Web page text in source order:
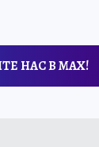
НАС В МАХ!